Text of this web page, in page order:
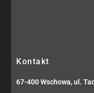
Kontakt
67-400 Wschowa, ul.